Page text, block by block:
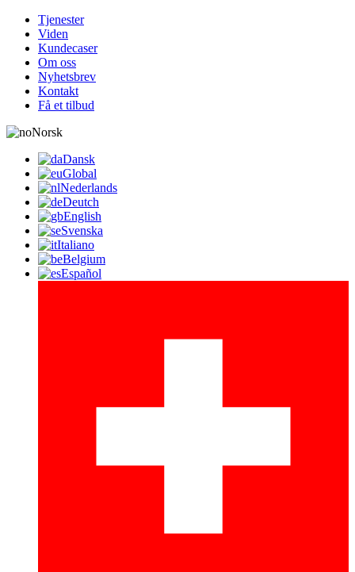
Tjenester
Viden
Kundecaser
Om oss
Nyhetsbrev
Kontakt
Få et tilbud
Norsk
Dansk
Global
Nederlands
Deutch
English
Svenska
Italiano
Belgium
Español